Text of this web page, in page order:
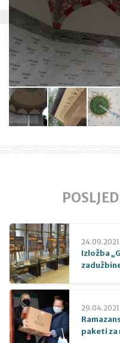
24.09.2021.
Izložba
29.04.2021.
paketi za